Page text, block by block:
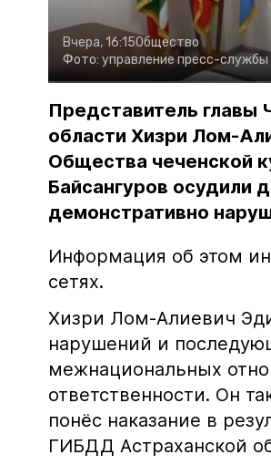
Вчера, 16:15Общество
Фото: управление пресс-
Представитель главы
области Хизри Лом-
Общества чеченской
Байсангуров осудили
демонстративно
Информация об этом
сетях.
Хизри Лом-Алиевич
нарушений и
межнациональных
ответственности. Он
понёс наказание в
ГИБДД Астраханской